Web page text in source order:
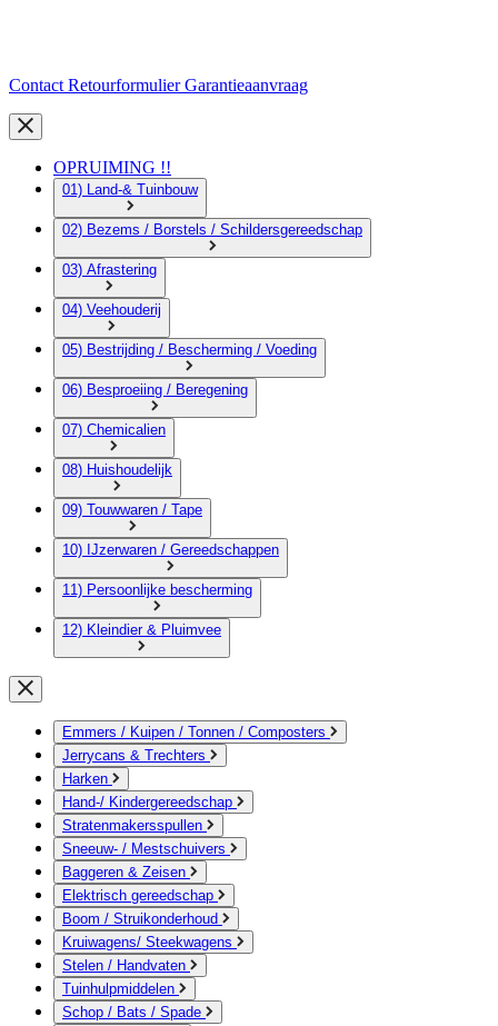
Contact RetourformulierGarantieaanvraag
OPRUIMING !!
01) Land-& Tuinbouw
02) Bezems / Borstels / Schildersgereedschap
03) Afrastering
04) Veehouderij
05) Bestrijding / Bescherming / Voeding
06) Besproeiing / Beregening
07) Chemicalien
08) Huishoudelijk
09) Touwwaren / Tape
10) IJzerwaren / Gereedschappen
11) Persoonlijke bescherming
12) Kleindier & Pluimvee
Emmers / Kuipen / Tonnen / Composters
Jerrycans & Trechters
Harken
Hand-/ Kindergereedschap
Stratenmakersspullen
Sneeuw- / Mestschuivers
Baggeren & Zeisen
Elektrisch gereedschap
Boom / Struikonderhoud
Kruiwagens/ Steekwagens
Stelen / Handvaten
Tuinhulpmiddelen
Schop / Bats / Spade